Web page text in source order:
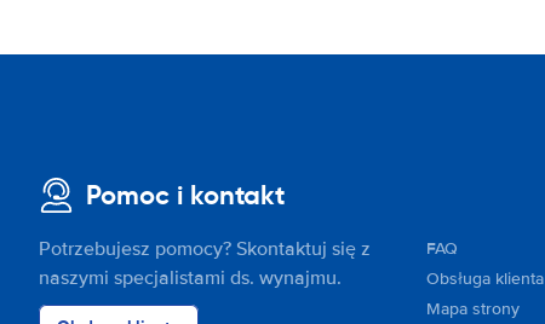
Pomoc i kontakt
Potrzebujesz pomocy? Skontaktuj się z
naszymi specjalistami ds. wynajmu.
FAQ
Obsługa klienta
Mapa strony